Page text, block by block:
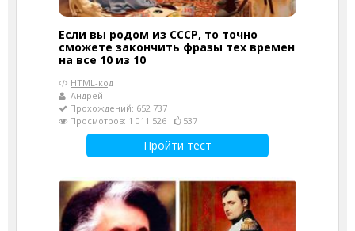
Если вы родом из СССР, то точно
сможете закончить фразы тех времен
на все 10 из 10
HTML-код
Андрей
Прохождений: 652 737
Просмотров: 1 011 526
537
Пройти тест